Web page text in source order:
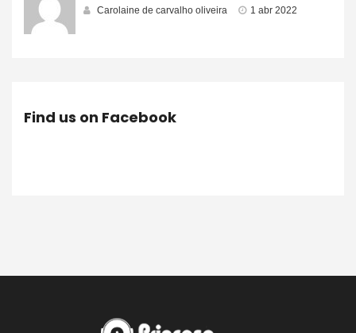
Carolaine de carvalho oliveira 1 abr 2022
Find us on Facebook